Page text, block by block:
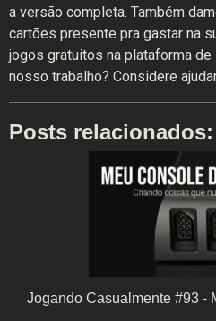
a versão completa. Também
cartões presente pra gastar na
jogos gratuitos na plataforma de
nosso trabalho? Considere
Posts relacionados:
Jogando Casualmente #93 -